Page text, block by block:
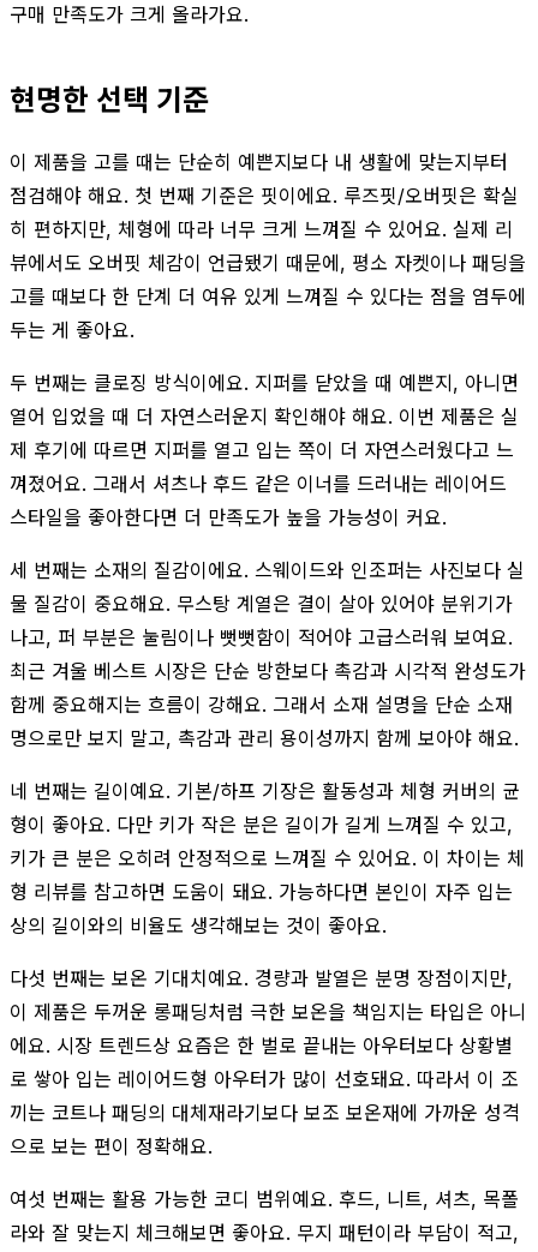
구매 만족도가 크게 올라가요.
현명한 선택 기준
이 제품을 고를 때는 단순히 예쁜지보다 내 생활에 맞는지부터
점검해야 해요. 첫 번째 기준은 핏이에요. 루즈핏/오버핏은 확실
히 편하지만, 체형에 따라 너무 크게 느껴질 수 있어요. 실제 리
뷰에서도 오버핏 체감이 언급됐기 때문에, 평소 자켓이나 패딩을
고를 때보다 한 단계 더 여유 있게 느껴질 수 있다는 점을 염두에
두는 게 좋아요.
두 번째는 클로징 방식이에요. 지퍼를 닫았을 때 예쁜지, 아니면
열어 입었을 때 더 자연스러운지 확인해야 해요. 이번 제품은 실
제 후기에 따르면 지퍼를 열고 입는 쪽이 더 자연스러웠다고 느
껴졌어요. 그래서 셔츠나 후드 같은 이너를 드러내는 레이어드
스타일을 좋아한다면 더 만족도가 높을 가능성이 커요.
세 번째는 소재의 질감이에요. 스웨이드와 인조퍼는 사진보다 실
물 질감이 중요해요. 무스탕 계열은 결이 살아 있어야 분위기가
나고, 퍼 부분은 눌림이나 뻣뻣함이 적어야 고급스러워 보여요.
최근 겨울 베스트 시장은 단순 방한보다 촉감과 시각적 완성도가
함께 중요해지는 흐름이 강해요. 그래서 소재 설명을 단순 소재
명으로만 보지 말고, 촉감과 관리 용이성까지 함께 보아야 해요.
네 번째는 길이예요. 기본/하프 기장은 활동성과 체형 커버의 균
형이 좋아요. 다만 키가 작은 분은 길이가 길게 느껴질 수 있고,
키가 큰 분은 오히려 안정적으로 느껴질 수 있어요. 이 차이는 체
형 리뷰를 참고하면 도움이 돼요. 가능하다면 본인이 자주 입는
상의 길이와의 비율도 생각해보는 것이 좋아요.
다섯 번째는 보온 기대치예요. 경량과 발열은 분명 장점이지만,
이 제품은 두꺼운 롱패딩처럼 극한 보온을 책임지는 타입은 아니
에요. 시장 트렌드상 요즘은 한 벌로 끝내는 아우터보다 상황별
로 쌓아 입는 레이어드형 아우터가 많이 선호돼요. 따라서 이 조
끼는 코트나 패딩의 대체재라기보다 보조 보온재에 가까운 성격
으로 보는 편이 정확해요.
여섯 번째는 활용 가능한 코디 범위예요. 후드, 니트, 셔츠, 목폴
라와 잘 맞는지 체크해보면 좋아요. 무지 패턴이라 부담이 적고,